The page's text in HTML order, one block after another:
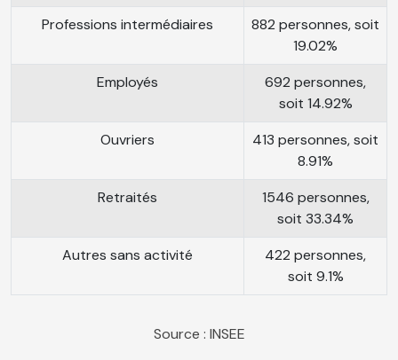
Professions intermédiaires
882 personnes, soit
19.02%
Employés
692 personnes,
soit 14.92%
Ouvriers
413 personnes, soit
8.91%
Retraités
1546 personnes,
soit 33.34%
Autres sans activité
422 personnes,
soit 9.1%
Source : INSEE